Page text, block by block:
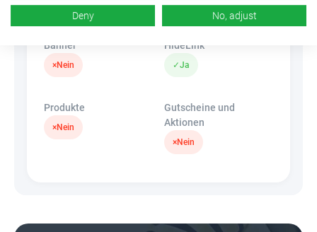
✓Ja
Banner
×Nein
HideLink
✓Ja
Produkte
×Nein
Gutscheine und
Aktionen
×Nein
Deny No, adjust